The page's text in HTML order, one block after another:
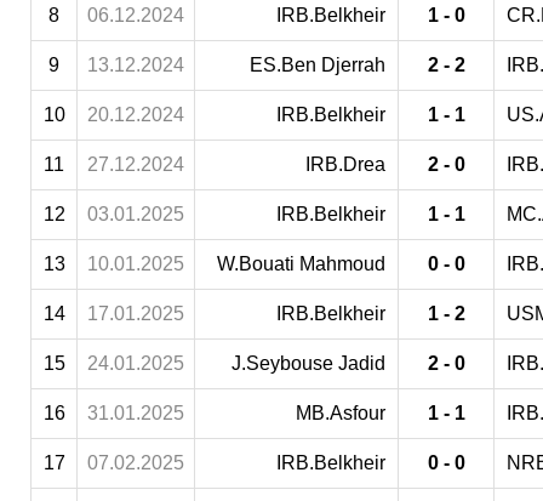
8 06.12.2024 IRB.Belkheir 1 - 0
9 13.12.2024 ES.Ben Djerrah 2 - 2
10 20.12.2024 IRB.Belkheir 1 - 1
11 27.12.2024 IRB.Drea 2 - 0
12 03.01.2025 IRB.Belkheir 1 - 1
13 10.01.2025 W.Bouati Mahmoud 0 - 0
14 17.01.2025 IRB.Belkheir 1 - 2
15 24.01.2025 J.Seybouse Jadid 2 - 0
16 31.01.2025 MB.Asfour 1 - 1
17 07.02.2025 IRB.Belkheir 0 - 0